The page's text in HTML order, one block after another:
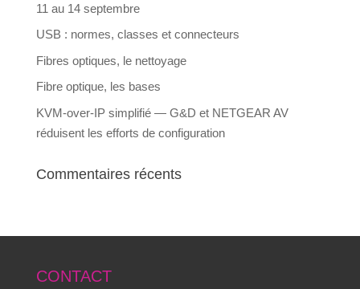
11 au 14 septembre
USB : normes, classes et connecteurs
Fibres optiques, le nettoyage
Fibre optique, les bases
KVM-over-IP simplifié — G&D et NETGEAR AV
réduisent les efforts de configuration
Commentaires récents
CONTACT